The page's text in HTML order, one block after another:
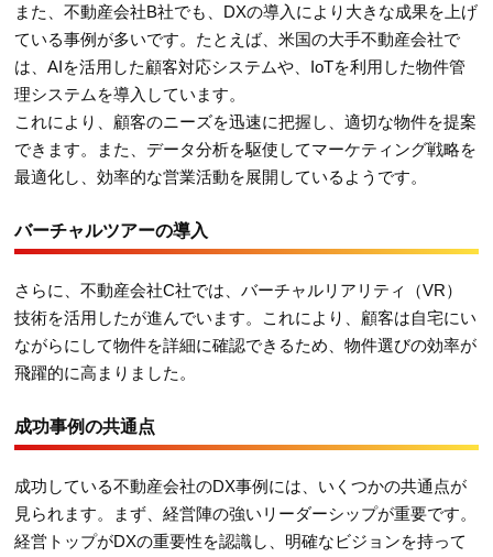
また、不動産会社B社でも、DXの導入により大きな成果を上げ
ている事例が多いです。たとえば、米国の大手不動産会社で
は、AIを活用した顧客対応システムや、IoTを利用した物件管
理システムを導入しています。
これにより、顧客のニーズを迅速に把握し、適切な物件を提案
できます。また、データ分析を駆使してマーケティング戦略を
最適化し、効率的な営業活動を展開しているようです。
バーチャルツアーの導入
さらに、不動産会社C社では、バーチャルリアリティ（VR）
技術を活用したが進んでいます。これにより、顧客は自宅にい
ながらにして物件を詳細に確認できるため、物件選びの効率が
飛躍的に高まりました。
成功事例の共通点
成功している不動産会社のDX事例には、いくつかの共通点が
見られます。まず、経営陣の強いリーダーシップが重要です。
経営トップがDXの重要性を認識し、明確なビジョンを持って